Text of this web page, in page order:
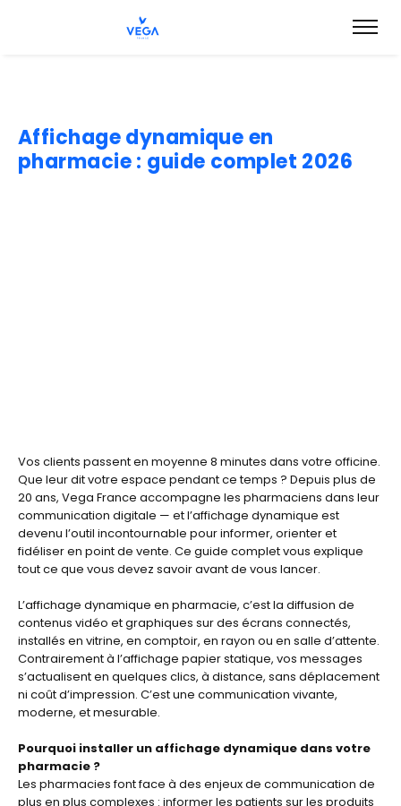
Affichage dynamique en
pharmacie : guide complet 2026
Vos clients passent en moyenne 8 minutes dans votre officine.
Que leur dit votre espace pendant ce temps ? Depuis plus de
20 ans, Vega France accompagne les pharmaciens dans leur
communication digitale — et l’affichage dynamique est
devenu l’outil incontournable pour informer, orienter et
fidéliser en point de vente. Ce guide complet vous explique
tout ce que vous devez savoir avant de vous lancer.
L’affichage dynamique en pharmacie, c’est la diffusion de
contenus vidéo et graphiques sur des écrans connectés,
installés en vitrine, en comptoir, en rayon ou en salle d’attente.
Contrairement à l’affichage papier statique, vos messages
s’actualisent en quelques clics, à distance, sans déplacement
ni coût d’impression. C’est une communication vivante,
moderne, et mesurable.
Pourquoi installer un affichage dynamique dans votre
pharmacie ?
Les pharmacies font face à des enjeux de communication de
plus en plus complexes : informer les patients sur les produits